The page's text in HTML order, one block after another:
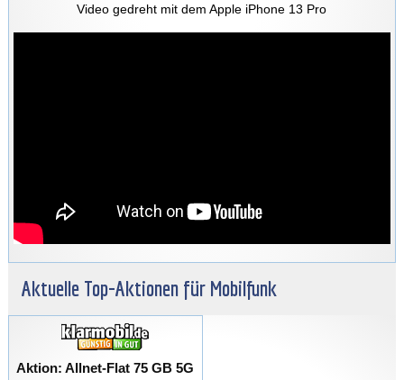
Video gedreht mit dem Apple iPhone 13 Pro
Aktuelle Top-Aktionen für Mobilfunk
Aktion: Allnet-Flat 75 GB 5G